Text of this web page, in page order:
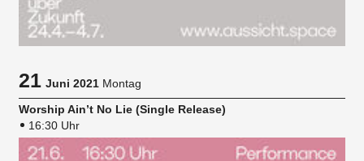
21Juni 2021 Montag
Worship Ain’t No Lie (Single Release)
16:30 Uhr